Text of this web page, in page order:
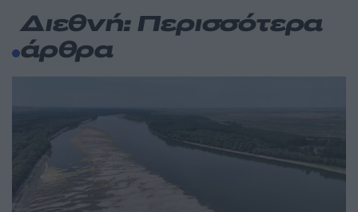
Διεθνή: Περισσότερα
άρθρα